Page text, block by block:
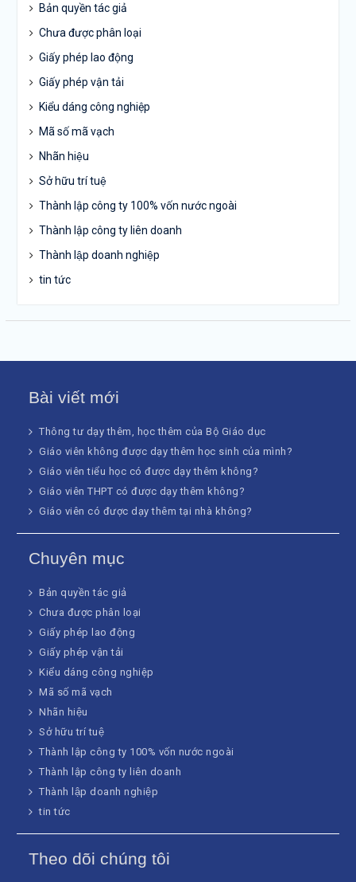
Bản quyền tác giả
Chưa được phân loại
Giấy phép lao động
Giấy phép vận tải
Kiểu dáng công nghiệp
Mã số mã vạch
Nhãn hiệu
Sở hữu trí tuệ
Thành lập công ty 100% vốn nước ngoài
Thành lập công ty liên doanh
Thành lập doanh nghiệp
tin tức
Bài viết mới
Thông tư dạy thêm, học thêm của Bộ Giáo dục
Giáo viên không được dạy thêm học sinh của mình?
Giáo viên tiểu học có được dạy thêm không?
Giáo viên THPT có được dạy thêm không?
Giáo viên có được dạy thêm tại nhà không?
Chuyên mục
Bản quyền tác giả
Chưa được phân loại
Giấy phép lao động
Giấy phép vận tải
Kiểu dáng công nghiệp
Mã số mã vạch
Nhãn hiệu
Sở hữu trí tuệ
Thành lập công ty 100% vốn nước ngoài
Thành lập công ty liên doanh
Thành lập doanh nghiệp
tin tức
Theo dõi chúng tôi